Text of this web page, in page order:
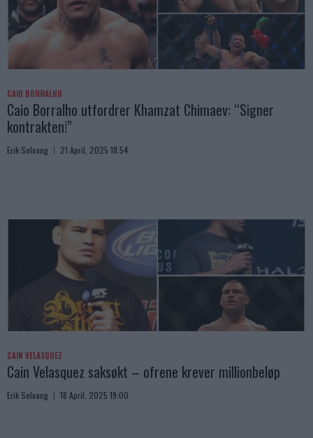
CAIO BORRALHO
Caio Borralho utfordrer Khamzat Chimaev: “Signer
kontrakten!”
Erik Solvang 21 April, 2025 18:54
CAIN VELASQUEZ
Cain Velasquez saksøkt – ofrene krever millionbeløp
Erik Solvang 18 April, 2025 19:00